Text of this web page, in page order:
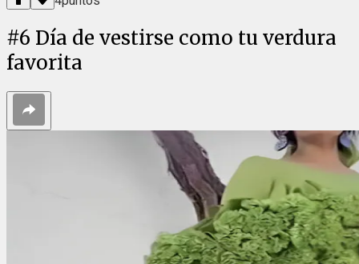
#6 Día de vestirse como tu verdura
favorita